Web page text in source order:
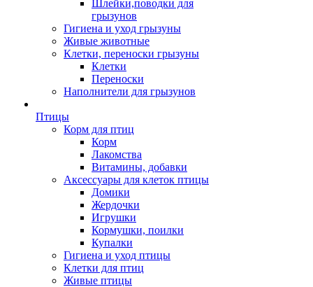
Шлейки,поводки для
грызунов
Гигиена и уход грызуны
Живые животные
Клетки, переноски грызуны
Клетки
Переноски
Наполнители для грызунов
Птицы
Корм для птиц
Корм
Лакомства
Витамины, добавки
Аксессуары для клеток птицы
Домики
Жердочки
Игрушки
Кормушки, поилки
Купалки
Гигиена и уход птицы
Клетки для птиц
Живые птицы